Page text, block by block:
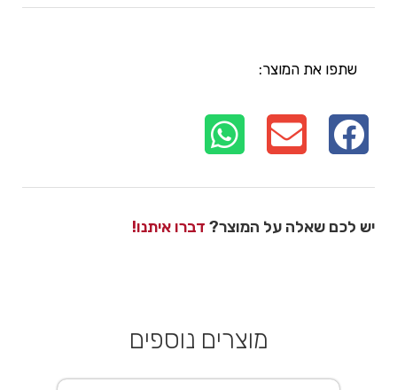
שתפו את המוצר:
יש לכם שאלה על המוצר? דברו איתנו!
מוצרים נוספים